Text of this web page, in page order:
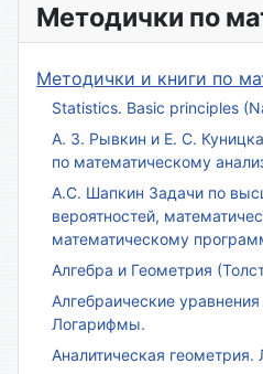
Методички по
Методички и книги по
Statistics. Basic principles
А. З. Рывкин и Е. С.
по математическому
А.С. Шапкин Задачи по
вероятностей,
математическому
Алгебра и Геометрия
Алгебраические
Логарифмы.
Аналитическая геометрия.